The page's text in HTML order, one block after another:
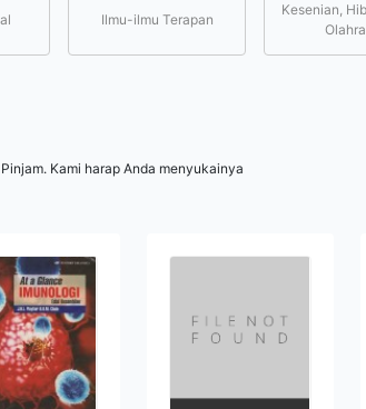
Ilmu-ilmu Terapan
Kesenian,
Kami harap Anda menyukainya